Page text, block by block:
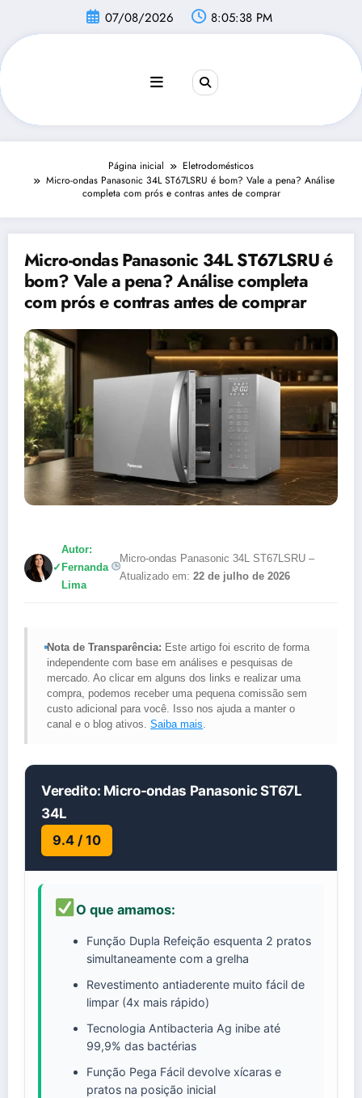
conteúdo
07/08/2026 8:05:39 PM
Página inicial
Eletrodomésticos
Micro-ondas Panasonic 34L ST67LSRU é bom? Vale a pena? Análise
completa com prós e contras antes de comprar
Micro-ondas Panasonic 34L ST67LSRU é
bom? Vale a pena? Análise completa
com prós e contras antes de comprar
✓
Autor:
Fernanda
Lima
Micro-ondas Panasonic 34L ST67LSRU –
Atualizado em:22 de julho de 2026
Nota de Transparência: Este artigo foi escrito de forma
independente com base em análises e pesquisas de
mercado. Ao clicar em alguns dos links e realizar uma
compra, podemos receber uma pequena comissão sem
custo adicional para você. Isso nos ajuda a manter o
canal e o blog ativos.Saiba mais.
Veredito: Micro-ondas Panasonic ST67L
34L
9.4 / 10
O que amamos:
Função Dupla Refeição esquenta 2 pratos
simultaneamente com a grelha
Revestimento antiaderente muito fácil de
limpar (4x mais rápido)
Tecnologia Antibacteria Ag inibe até
99,9% das bactérias
Função Pega Fácil devolve xícaras e
pratos na posição inicial